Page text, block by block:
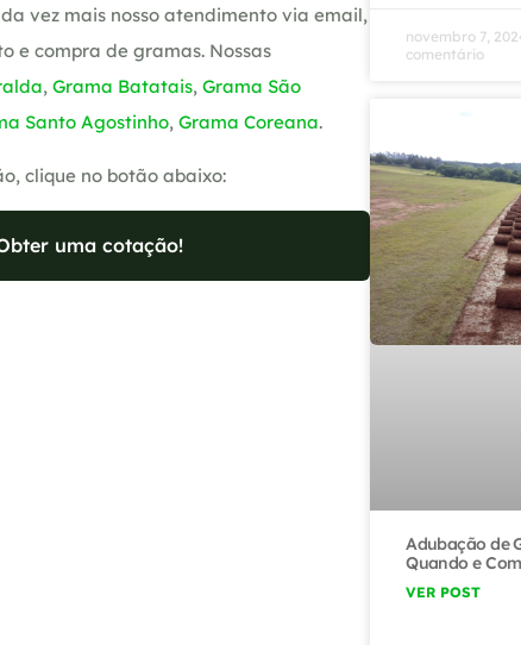
vez mais nosso atendimento via email,
e compra de gramas. Nossas
, Grama Batatais, Grama São
Santo Agostinho, Grama Coreana.
clique no botão abaixo:
uma cotação!
novembro 7,
comentário
Adubação de
Quando e
VER POST